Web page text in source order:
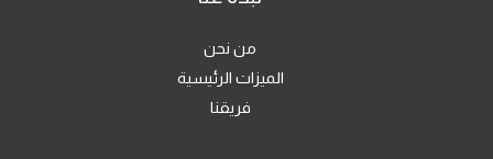
من نحن
الميزات الرئيسية
فريقنا